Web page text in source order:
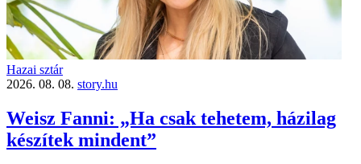
Hazai sztár
2026. 08. 08. story.hu
Weisz Fanni: „Ha csak tehetem, házilag
készítek mindent”